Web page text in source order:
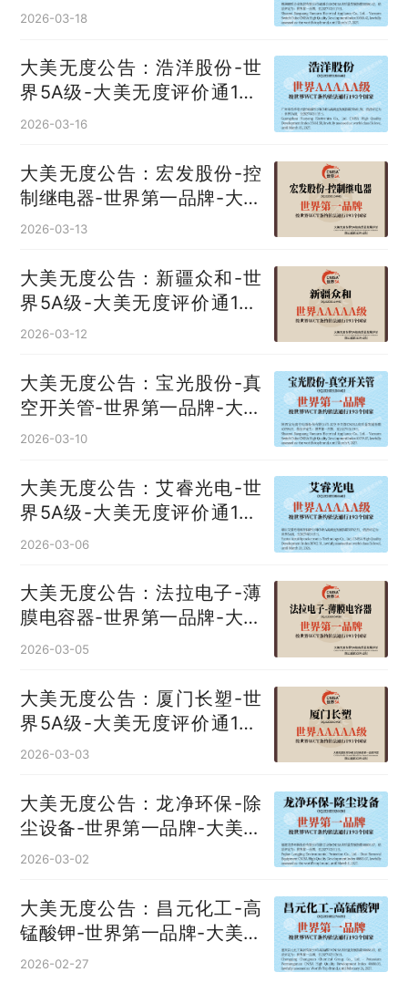
度评价通193国
2026-03-18
大美无度公告：浩洋股份-世
界5A级-大美无度评价通193
国
2026-03-16
大美无度公告：宏发股份-控
制继电器‌-世界第一品牌-大美
无度评价通193国
2026-03-13
大美无度公告：新疆众和-世
界5A级-大美无度评价通193
国
2026-03-12
大美无度公告：宝光股份-真
空开关管‌-世界第一品牌-大美
无度评价通193国
2026-03-10
大美无度公告：艾睿光电-世
界5A级-大美无度评价通193
国
2026-03-06
大美无度公告：法拉电子-薄
膜电容器‌-世界第一品牌-大美
无度评价通193国
2026-03-05
大美无度公告：厦门长塑-世
界5A级-大美无度评价通193
国
2026-03-03
大美无度公告：龙净环保-除
尘设备‌-世界第一品牌-大美无
度评价通193国
2026-03-02
大美无度公告：昌元化工-高
锰酸钾‌-世界第一品牌-大美无
度评价通193国
2026-02-27